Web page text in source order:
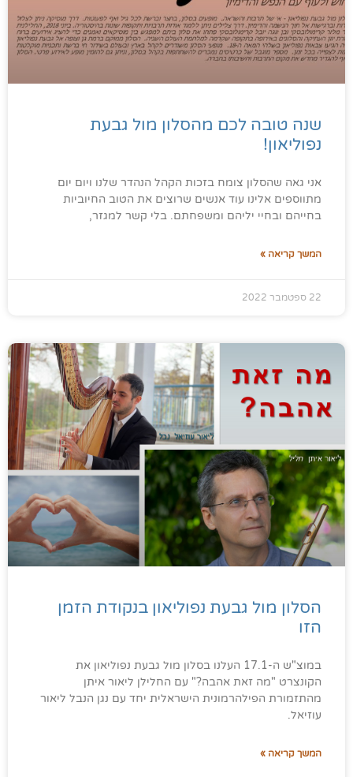
שנה טובה לכם מהסלון מול גבעת
נפוליאון!
אני גאה שהסלון צומח בזכות הקהל הנהדר שלנו ויום יום
מתווספים אלינו עוד אנשים שרוצים את הטוב החיוביות
בחייהם ובחיי יליהם ומשפחתם. בלי קשר למגזר,
המשך קריאה »
22 ספטמבר 2022
הסלון מול גבעת נפוליאון בנקודת הזמן
הזו
במוצ"ש ה-17.1 העלנו בסלון מול גבעת נפוליאון את
הקונצרט "מה זאת אהבה?" עם החלילן ליאור איתן
מהתזמורת הפילהרמונית הישראלית יחד עם נגן הנבל ליאור
עוזיאל.
המשך קריאה »